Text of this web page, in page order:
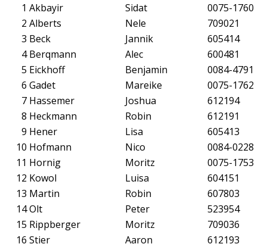
1 Akbayir Sidat
0075-1760
2 Alberts Nele
709021
3 Beck Jannik
605414
4 Berqmann Alec
600481
5 Eickhoff Benjamin
0084-4791
6 Gadet Mareike
0075-1762
7 Hassemer Joshua
612194
8 Heckmann Robin
612191
9 Hener Lisa
605413
10 Hofmann Nico
0084-0228
11 Hornig Moritz
0075-1753
12 Kowol Luisa
604151
13 Martin Robin
607803
14Olt Peter
523954
15 Rippberger Moritz
709036
16 Stier Aaron
612193